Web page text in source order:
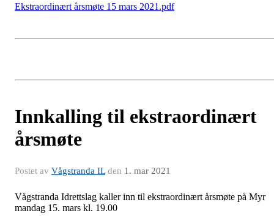
Ekstraordinært årsmøte 15 mars 2021.pdf
Innkalling til ekstraordinært
årsmøte
Postet av Vågstranda ILden 1. mar 2021
Vågstranda Idrettslag kaller inn til ekstraordinært årsmøte på Myr
mandag 15. mars kl. 19.00